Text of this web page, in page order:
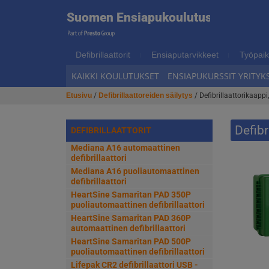
Hyppää
navigointiin
Hyppää
sisältöön
Suomen EnsiapukoulutusSuomen
Defibrillaattorit Ensiaputarvikkeet
KAIKKI KOULUTUKSET ENSIAPUKURSSIT
Etusivu/ Defibrillaattoreiden säilytys /
DEFIBRILLAATTORIT
Mediana A16 automaattinen
defibrillaattori
Mediana A16 puoliautomaattinen
defibrillaattori
HeartSine Samaritan PAD 350P
puoliautomaattinen defibrillaattori
HeartSine Samaritan PAD 360P
automaattinen defibrillaattori
HeartSine Samaritan PAD 500P
puoliautomaattinen defibrillaattori
Lifepak CR2 defibrillaattori USB -